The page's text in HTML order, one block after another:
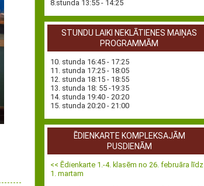
8.stunda 13:55 - 14:25
STUNDU LAIKI NEKLĀTIENES MAIŅAS
PROGRAMMĀM
10. stunda 16:45 - 17:25
11. stunda 17:25 - 18:05
12. stunda 18:15 - 18:55
13. stunda 18: 55 -19:35
14. stunda 19:40 - 20:20
15. stunda 20:20 - 21:00
ĒDIENKARTE KOMPLEKSAJĀM
PUSDIENĀM
<< Ēdienkarte 1.-4. klasēm no 26. februāra līdz
1. martam